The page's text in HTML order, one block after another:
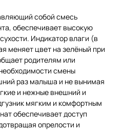
собой смесь
обеспечивает высокую
Индикатор влаги (в
меняет цвет на зелёный при
родителям или
смены
раз малыша и не вынимая
и нежные внешний и
мягким и комфортным
обеспечивает доступ
опрелости и